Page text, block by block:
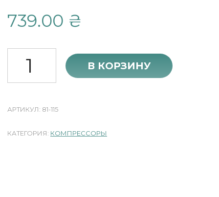
739.00 ₴
В КОРЗИНУ
АРТИКУЛ: 81-115
КАТЕГОРИЯ: КОМПРЕССОРЫ